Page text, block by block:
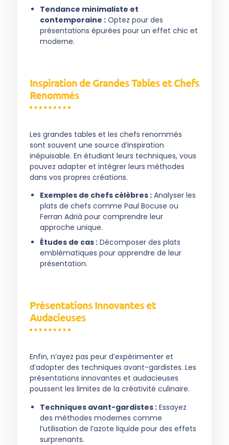
Tendance minimaliste et
contemporaine : Optez pour des
présentations épurées pour un effet chic et
moderne.
Inspiration de Grandes Tables et Chefs
Renommés
Les grandes tables et les chefs renommés
sont souvent une source d’inspiration
inépuisable. En étudiant leurs techniques, vous
pouvez adapter et intégrer leurs méthodes
dans vos propres créations.
Exemples de chefs célèbres : Analyser les
plats de chefs comme Paul Bocuse ou
Ferran Adrià pour comprendre leur
approche unique.
Études de cas : Décomposer des plats
emblématiques pour apprendre de leur
présentation.
Présentations Innovantes et
Audacieuses
Enfin, n’ayez pas peur d’expérimenter et
d’adopter des techniques avant-gardistes. Les
présentations innovantes et audacieuses
poussent les limites de la créativité culinaire.
Techniques avant-gardistes : Essayez
des méthodes modernes comme
l’utilisation de l’azote liquide pour des effets
surprenants.